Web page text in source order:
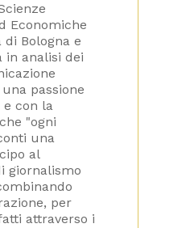
Economiche
di Bologna e
in analisi dei
passione
con la
"ogni
una
al
giornalismo
per
attraverso i